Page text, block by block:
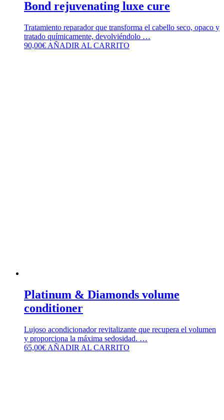
Bond rejuvenating luxe cure
Tratamiento reparador que transforma el cabello seco, opaco y
tratado químicamente, devolviéndolo …
90,00€ AÑADIR AL CARRITO
Platinum & Diamonds volume
conditioner
Lujoso acondicionador revitalizante que recupera el volumen
y proporciona la máxima sedosidad. …
65,00€ AÑADIR AL CARRITO